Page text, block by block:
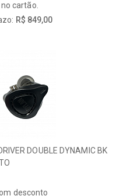
cartão.
R$ 849,00
DOUBLE DYNAMIC BK
desconto